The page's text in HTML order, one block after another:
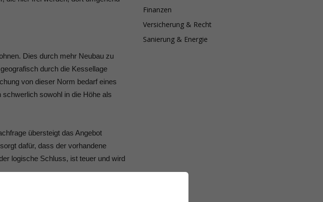
Dies durch mehr Neubau zu
durch die Kessellage
von dieser Norm bedarf eines
sowohl in die Höhe als
übersteigt das Angebot
dafür, dass der vorhandene
logische Schluss, ist teuer und wird
aus, denn die Angst
Finanzen
Versicherung & Recht
Sanierung & Energie